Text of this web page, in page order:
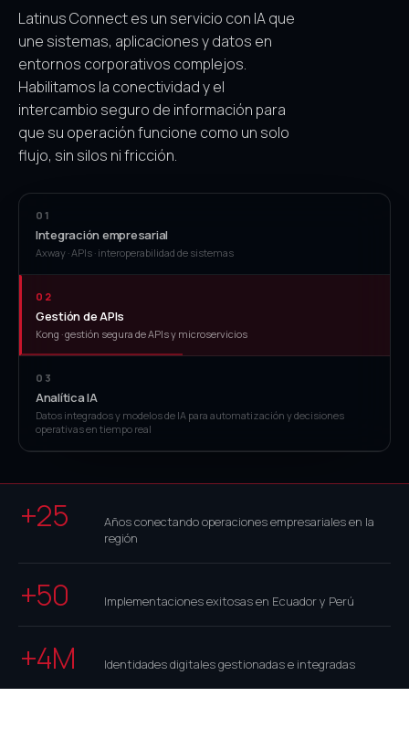
Latinus Connect es un servicio con IA que
une sistemas, aplicaciones y datos en
entornos corporativos complejos.
Habilitamos la conectividad y el
intercambio seguro de información para
que su operación funcione como un solo
flujo, sin silos ni fricción.
01
Integración empresarial
Axway · APIs · interoperabilidad de sistemas
02
Gestión de APIs
Kong · gestión segura de APIs y microservicios
03
Analítica IA
Datos integrados y modelos de IA para automatización y decisiones
operativas en tiempo real
+25
Años conectando operaciones empresariales en la
región
+50 Implementaciones exitosas en Ecuador y Perú
+4M Identidades digitales gestionadas e integradas